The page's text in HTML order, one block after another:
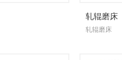
轧辊磨床
轧辊磨床